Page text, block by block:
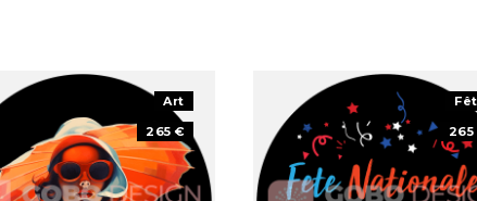
Art
265 €
265